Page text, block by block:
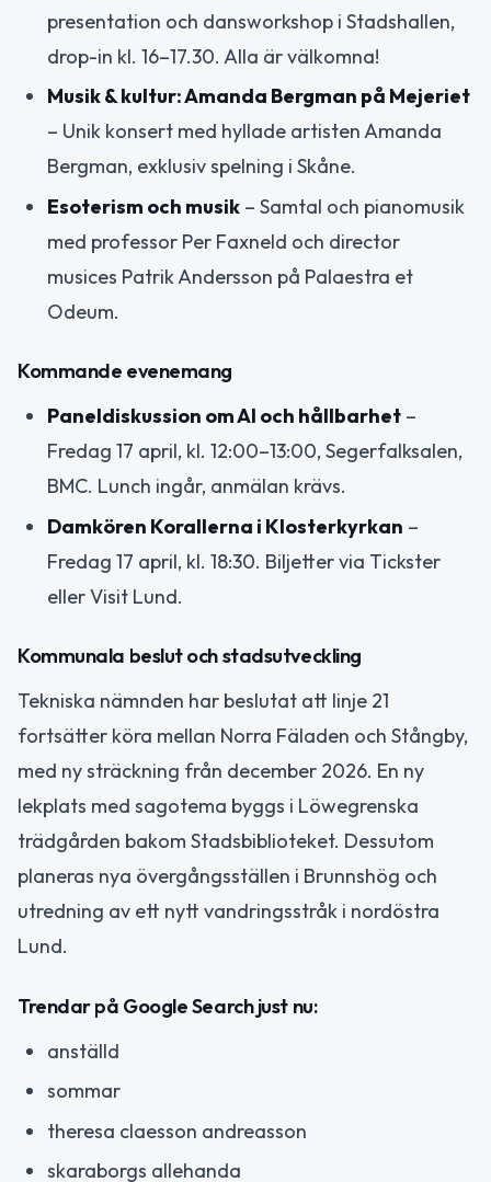
presentation och dansworkshop i Stadshallen,
drop-in kl. 16–17.30. Alla är välkomna!
Musik & kultur: Amanda Bergman på Mejeriet
– Unik konsert med hyllade artisten Amanda
Bergman, exklusiv spelning i Skåne.
Esoterism och musik – Samtal och pianomusik
med professor Per Faxneld och director
musices Patrik Andersson på Palaestra et
Odeum.
Kommande evenemang
Paneldiskussion om AI och hållbarhet –
Fredag 17 april, kl. 12:00–13:00, Segerfalksalen,
BMC. Lunch ingår, anmälan krävs.
Damkören Korallerna i Klosterkyrkan –
Fredag 17 april, kl. 18:30. Biljetter via Tickster
eller Visit Lund.
Kommunala beslut och stadsutveckling
Tekniska nämnden har beslutat att linje 21
fortsätter köra mellan Norra Fäladen och Stångby,
med ny sträckning från december 2026. En ny
lekplats med sagotema byggs i Löwegrenska
trädgården bakom Stadsbiblioteket. Dessutom
planeras nya övergångsställen i Brunnshög och
utredning av ett nytt vandringsstråk i nordöstra
Lund.
Trendar på Google Search just nu:
anställd
sommar
theresa claesson andreasson
skaraborgs allehanda